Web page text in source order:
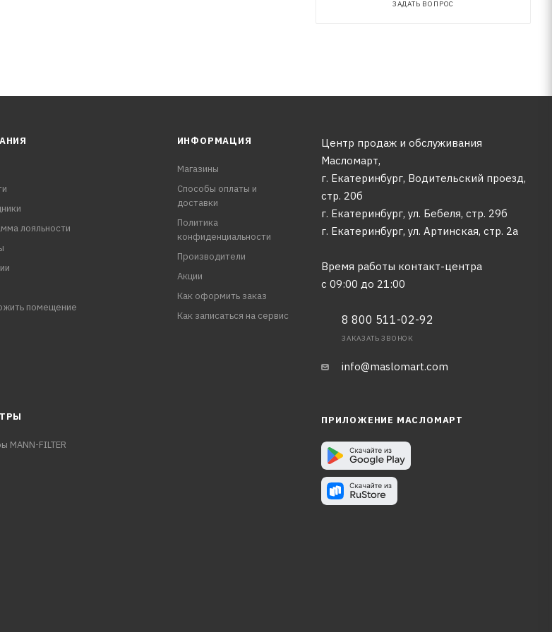
ЗАДАТЬ ВОПРОС
лояльности
помещение
ИНФОРМАЦИЯ
Магазины
Способы оплаты и
доставки
Политика
конфиденциальности
Производители
Акции
Как оформить заказ
Как записаться на сервис
Центр продаж и обслуживания
Масломарт,
г. Екатеринбург, Водительский проезд,
стр. 20б
г. Екатеринбург, ул. Бебеля, стр. 29б
г. Екатеринбург, ул. Артинская, стр. 2а
Время работы контакт-центра
с 09:00 до 21:00
8 800 511-02-92
ЗАКАЗАТЬ ЗВОНОК
info@maslomart.com
MANN-FILTER
ПРИЛОЖЕНИЕ МАСЛОМАРТ